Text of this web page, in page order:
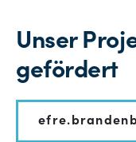
Unser
gefördert